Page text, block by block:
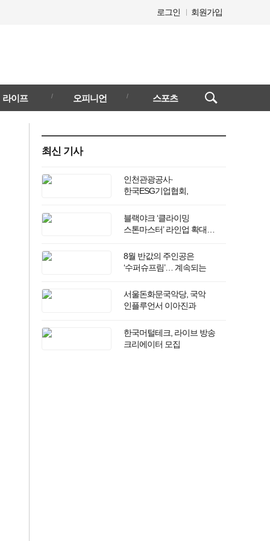
로그인 회원가입
라이프 오피니언 스포츠
검색창
열기/
닫기
최신 기사
인천관광공사·
한국ESG기업협회,
2026’ 개최
블랙야크 ‘클라이밍
스톤마스터’ 라인업 확대…
8월 반값의 주인공은
‘수퍼슈프림’… 계속되는
서울돈화문국악당, 국악
인플루언서 이아진과
vol.3’ 개최
한국머털테크, 라이브 방송
크리에이터 모집